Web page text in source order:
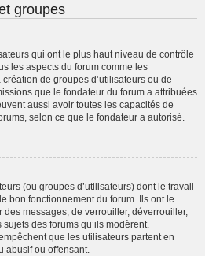
groupes
qui ont le plus haut niveau de contrôle
les aspects du forum comme les
de groupes d’utilisateurs ou de
que le fondateur du forum a attribuées
aussi avoir toutes les capacités de
selon ce que le fondateur a autorisé.
(ou groupes d’utilisateurs) dont le travail
bon fonctionnement du forum. Ils ont le
messages, de verrouiller, déverrouiller,
des forums qu’ils modèrent.
que les utilisateurs partent en
ou offensant.